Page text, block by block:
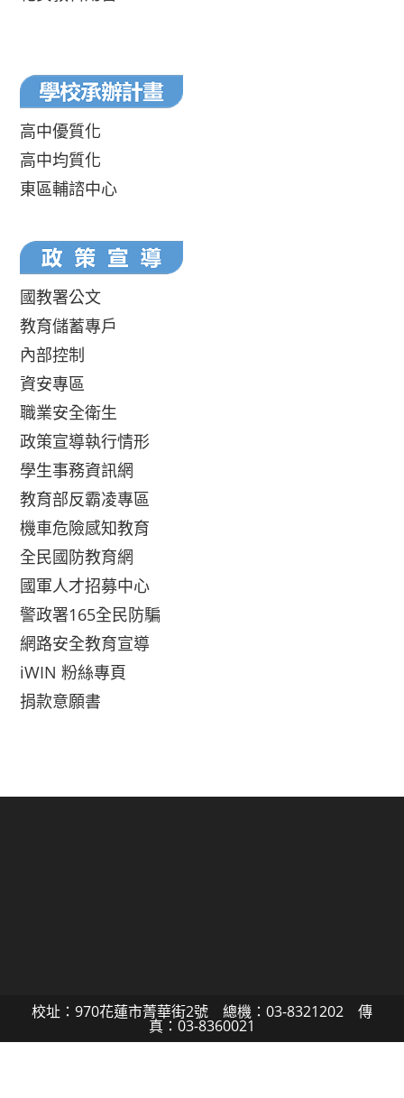
高中優質化
高中均質化
東區輔諮中心
國教署公文
教育儲蓄專戶
內部控制
資安專區
職業安全衛生
政策宣導執行情形
學生事務資訊網
教育部反霸凌專區
機車危險感知教育
全民國防教育網
國軍人才招募中心
警政署165全民防騙
網路安全教育宣導
iWIN 粉絲專頁
捐款意願書
校址：970花蓮市菁華街2號 總機：03-8321202 傳
真：03-8360021